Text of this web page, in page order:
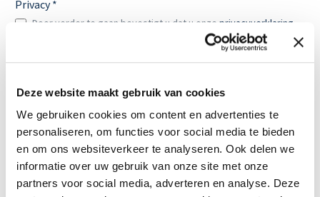
Deze website maakt gebruik van cookies
We gebruiken cookies om content en advertenties te
personaliseren, om functies voor social media te bieden
en om ons websiteverkeer te analyseren. Ook delen we
informatie over uw gebruik van onze site met onze
partners voor social media, adverteren en analyse. Deze
Privacy *
Door verder te gaan bevestigt u dat u onze privacyverklaring
algemene voorwaardenheeft
Laat je promotie boven zichzelf uit
stijgen met een lifesizer met eigen
ontwerp.